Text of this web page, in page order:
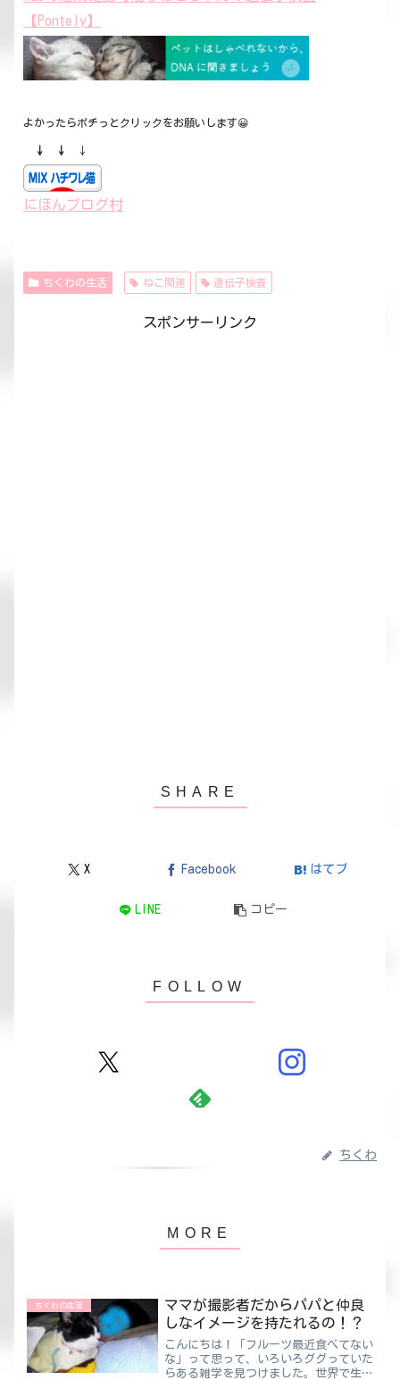
【Pontely】
よかったらポチっとクリックをお願いします😀
↓ ↓ ↓
にほんブログ村
ちくわの生活 ねこ関連 遺伝子検査
スポンサーリンク
X Facebook はてブ
LINE コピー
ちくわ
ちくわの生活
ママが撮影者だからパパと仲良
しなイメージを持たれるの！？
こんにちは！「フルーツ最近食べてない
な」って思って、いろいろググっていた
らある雑学を見つけました。世界で生産